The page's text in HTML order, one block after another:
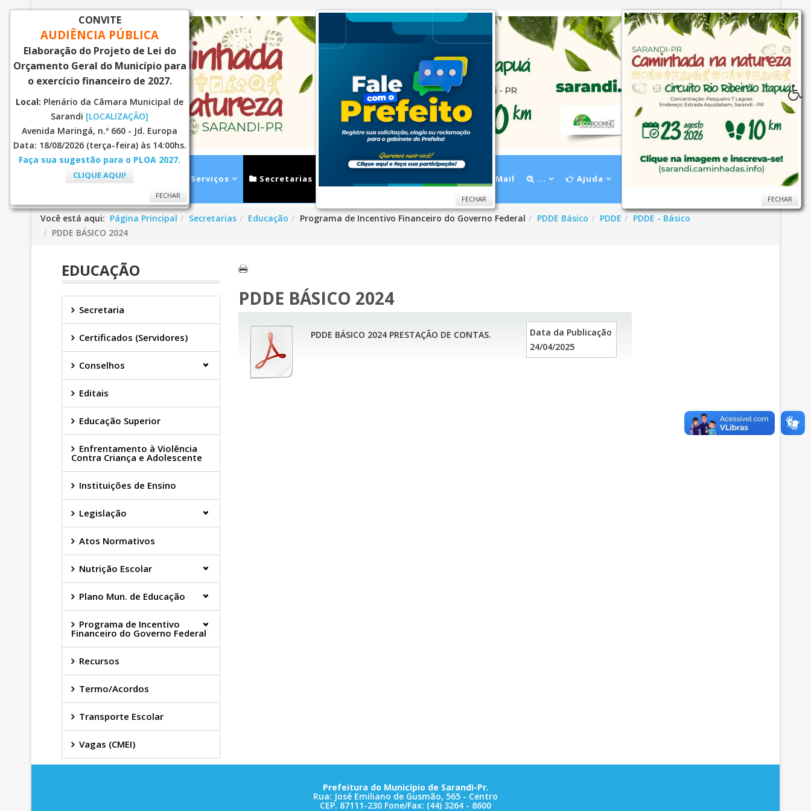
Inicial Serviços Secretarias WebMail ... Ajuda
Você está aqui: Página Principal Secretarias Educação Programa de Incentivo Financeiro do Governo Federal PDDE Básico PDDE
PDDE - Básico
PDDE BÁSICO 2024
EDUCAÇÃO
Secretaria
Certificados (Servidores)
Conselhos
Editais
Educação Superior
Enfrentamento à Violência
Contra Criança e Adolescente
Instituições de Ensino
Legislação
Atos Normativos
Nutrição Escolar
Plano Mun. de Educação
Programa de Incentivo
Financeiro do Governo Federal
Recursos
Termo/Acordos
Transporte Escolar
Vagas (CMEI)
PDDE BÁSICO 2024
Data da Publicação
24/04/2025
PDDE BÁSICO 2024 PRESTAÇÃO DE CONTAS.
Prefeitura do Município de Sarandi-Pr.
Rua: José Emiliano de Gusmão, 565 - Centro
CEP. 87111-230 Fone/Fax: (44) 3264 - 8600
FECHAR
CONVITE
AUDIÊNCIA PÚBLICA
Elaboração do Projeto de Lei do
Orçamento Geral do Município para
o exercício financeiro de 2027.
Local: Plenário da Câmara Municipal de
Sarandi [LOCALIZAÇÃO]
Avenida Maringá, n.º 660 - Jd. Europa
Data: 18/08/2026 (terça-feira) às 14:00hs.
Faça sua sugestão para o PLOA 2027.
CLIQUE AQUI!
FECHAR FECHAR
FECHAR
FECHAR